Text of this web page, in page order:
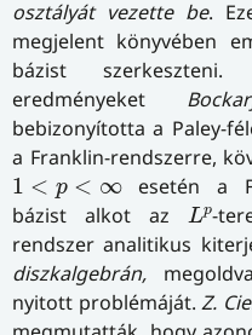
osztályát vezette be.
megjelent könyvében
bázist
eredményeket
bebizonyította a Paley-
a Franklin-rendszerre,
1 < p < ∞
1 <p<∞
esetén a
bázist alkot az
Lp
Lp-
rendszer analitikus
diszkalgebrán,
nyitott problémáját. Z.